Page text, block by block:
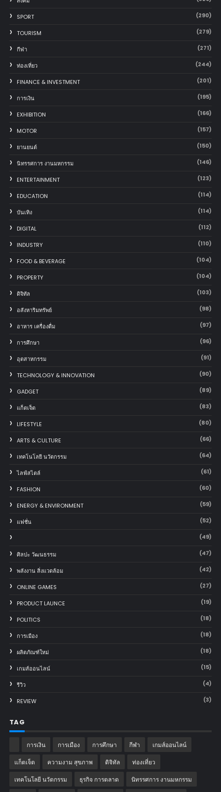
SPORT (290)
TOURISM (279)
กีฬา (271)
ท่องเที่ยว (244)
FINANCE & INVESTMENT (201)
การเงิน (195)
EXHIBITION (166)
MOTOR (157)
‎ยานยนต์‎ (150)
นิทรรศการ งานมหกรรม (146)
ENTERTAINMENT (123)
EDUCATION (114)
บันเทิง (114)
DIGITAL (112)
INDUSTRY (110)
FOOD & BEVERAGE (104)
PROPERTY (104)
ดิจิทัล (103)
อสังหาริมทรัพย์ (98)
อาหาร เครื่องดื่ม (97)
การศึกษา (96)
อุตสาหกรรม (91)
TECHNOLOGY & INNOVATION (90)
GADGET (89)
แก็ตเจ็ต (83)
LIFESTYLE (80)
ARTS & CULTURE (66)
เทคโนโลยี นวัตกรรม (64)
ไลฟ์สไตล์ (61)
FASHION (60)
ENERGY & ENVIRONMENT (59)
แฟชั่น (52)
(49)
ศิลปะ วัฒนธรรม (47)
พลังงาน สิ่งแวดล้อม (42)
ONLINE GAMES (27)
PRODUCT LAUNCE (19)
POLITICS (18)
การเมือง (18)
ผลิตภัณฑ์ใหม่ (18)
เกมส์ออนไลน์ (15)
รีวิว (4)
REVIEW (3)
TAG
การเงิน การเมือง การศึกษา กีฬา เกมส์ออนไลน์
แก็ตเจ็ต ความงาม สุขภาพ ดิจิทัล ท่องเที่ยว
เทคโนโลยี นวัตกรรม ธุรกิจ การตลาด นิทรรศการ งานมหกรรม